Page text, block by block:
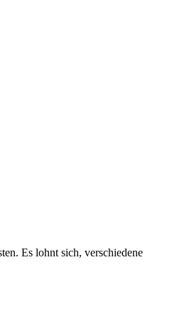
Es lohnt sich, verschiedene